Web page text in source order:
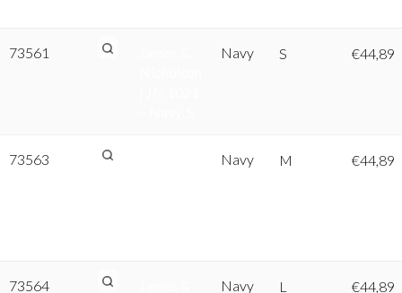
73561 Navy S €44,89
73563 Navy M €44,89
73564 Navy L €44,89